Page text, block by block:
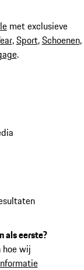
met exclusieve
,Sport,Schoenen,
.
als eerste?
hoe wij